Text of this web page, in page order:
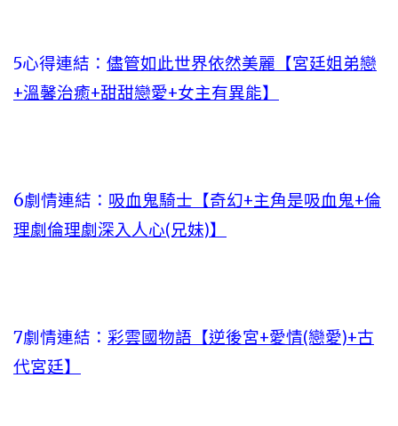
5心得連結： 儘管如此世界依然美麗【宮廷姐弟戀
+溫馨治癒+甜甜戀愛+女主有異能】
6劇情連結： 吸血鬼騎士【奇幻+主角是吸血鬼+倫
理劇倫理劇深入人心(兄妹)】
7劇情連結： 彩雲國物語【逆後宮+愛情(戀愛)+古
代宮廷】